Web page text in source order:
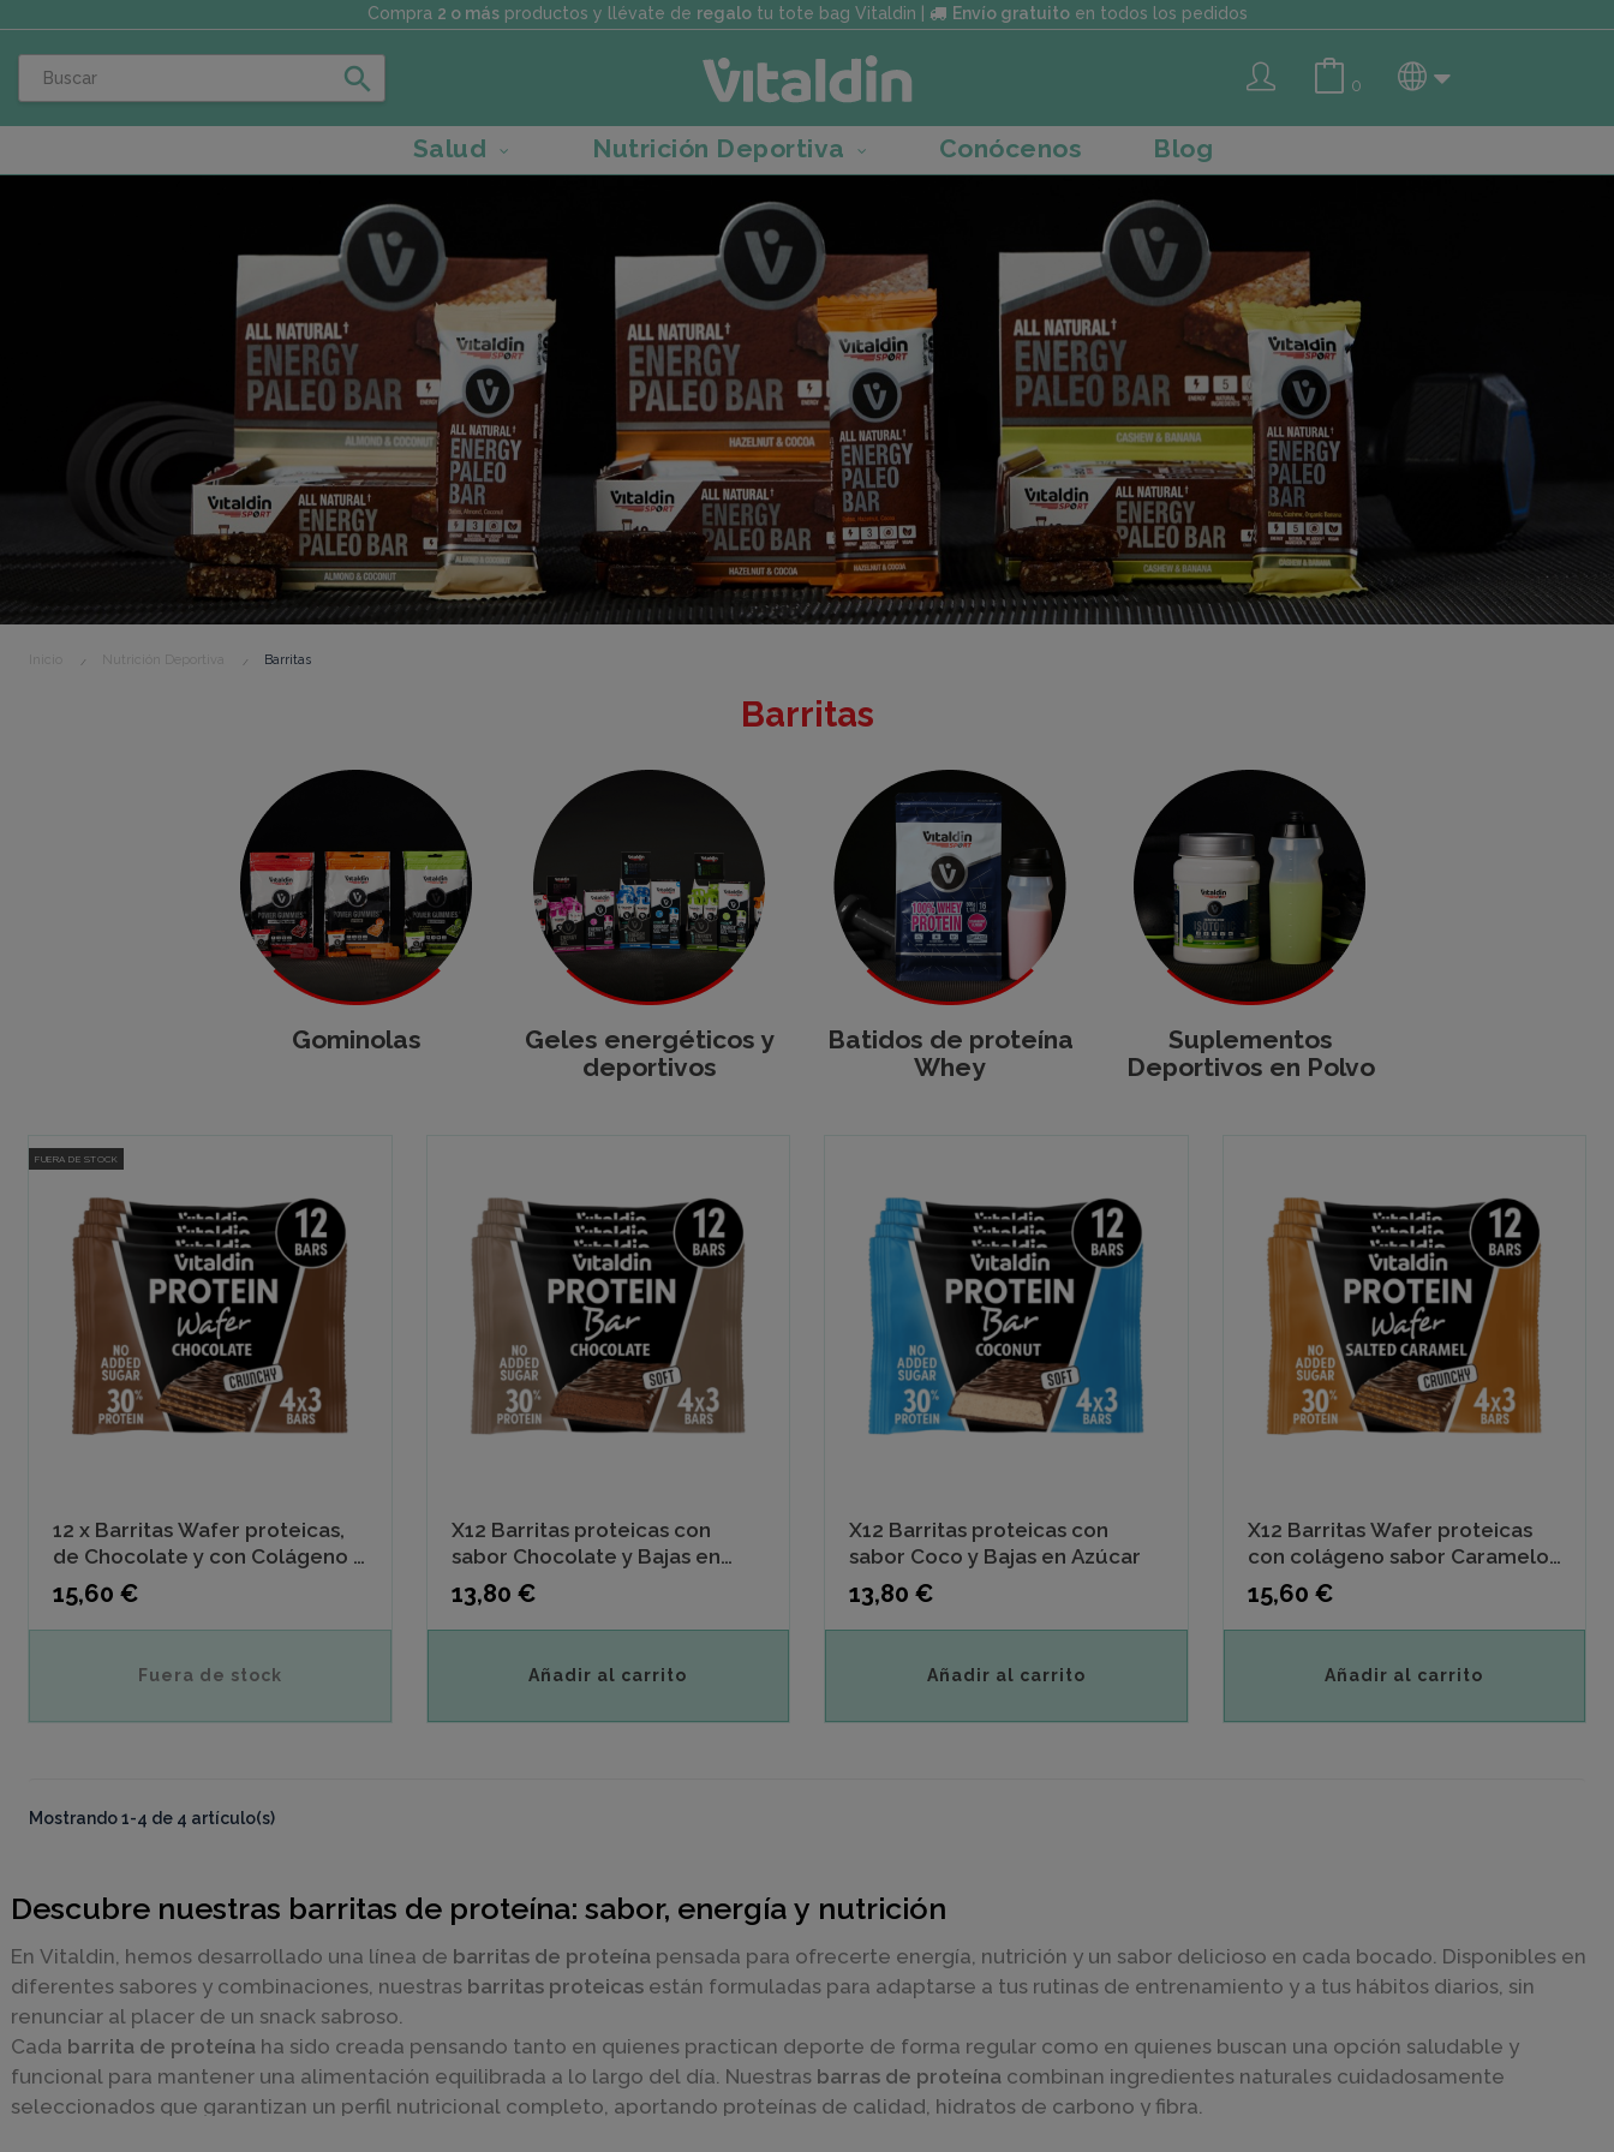
Compra 2 o másproductos y llévate de regalotu tote bag Vitaldin | Envío gratuitoen todos los pedidos
search 0
Salud Nutrición Deportiva Conócenos Blog
Barritas
Barritas
Gominolas
Geles energéticos y
deportivos
Batidos de proteína
Whey
Suplementos
Deportivos en Polvo
FUERA DE STOCK
12 x Barritas Wafer proteicas,
de Chocolate y con Colágeno -
Energía y Sabor
Precio
15,60 €
Fuera de stock
X12 Barritas proteicas con
sabor Chocolate y Bajas en
Azúcar
Precio
13,80 €
Añadir al carrito
X12 Barritas proteicas con
sabor Coco y Bajas en Azúcar
Precio
13,80 €
Añadir al carrito
X12 Barritas Wafer proteicas
con colágeno sabor Caramelo
Salado
Precio
15,60 €
Añadir al carrito
Mostrando 1-4 de 4 artículo(s)
Descubre nuestras barritas de proteína: sabor, energía y nutrición
En Vitaldin, hemos desarrollado una línea de barritas de proteína pensada para ofrecerte energía, nutrición y un sabor delicioso en cada bocado. Disponibles en
diferentes sabores y combinaciones, nuestras barritas proteicas están formuladas para adaptarse a tus rutinas de entrenamiento y a tus hábitos diarios, sin
renunciar al placer de un snack sabroso.
Cada barrita de proteína ha sido creada pensando tanto en quienes practican deporte de forma regular como en quienes buscan una opción saludable y
funcional para mantener una alimentación equilibrada a lo largo del día. Nuestras barras de proteína combinan ingredientes naturales cuidadosamente
seleccionados que garantizan un perfil nutricional completo, aportando proteínas de calidad, hidratos de carbono y fibra.